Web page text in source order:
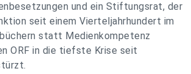
und ein Stiftungsrat, der
seit einem Vierteljahrhundert im
statt Medienkompetenz
ORF in die tiefste Krise seit